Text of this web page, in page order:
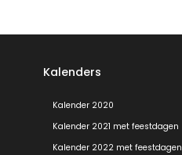
Kalenders
Kalender 2020
Kalender 2021 met feestdagen
Kalender 2022 met feestdagen